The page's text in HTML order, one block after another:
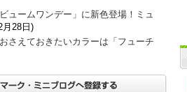
ュームワンデー」に新色登場！ミュ
月28日)
さえておきたいカラーは「フューチ